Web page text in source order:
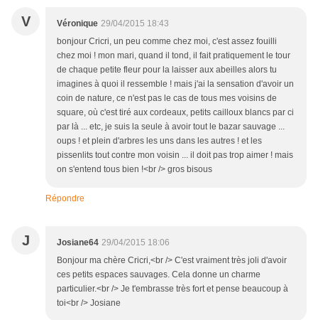
V Véronique 29/04/2015 18:43
bonjour Cricri, un peu comme chez moi, c'est assez fouilli
chez moi ! mon mari, quand il tond, il fait pratiquement le tour
de chaque petite fleur pour la laisser aux abeilles alors tu
imagines à quoi il ressemble ! mais j'ai la sensation d'avoir un
coin de nature, ce n'est pas le cas de tous mes voisins de
square, où c'est tiré aux cordeaux, petits cailloux blancs par ci
par là ... etc, je suis la seule à avoir tout le bazar sauvage ...
oups ! et plein d'arbres les uns dans les autres ! et les
pissenlits tout contre mon voisin ... il doit pas trop aimer ! mais
on s'entend tous bien !<br /> gros bisous
Répondre
J Josiane64 29/04/2015 18:06
Bonjour ma chère Cricri,<br /> C'est vraiment très joli d'avoir
ces petits espaces sauvages. Cela donne un charme
particulier.<br /> Je t'embrasse très fort et pense beaucoup à
toi<br /> Josiane